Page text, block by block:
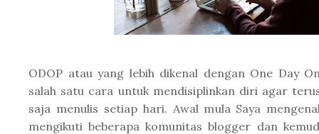
ODOP atau yang lebih dikenal dengan One Day
salah satu cara untuk mendisiplinkan diri agar
saja menulis setiap hari. Awal mula Saya
mengikuti beberapa komunitas blogger dan